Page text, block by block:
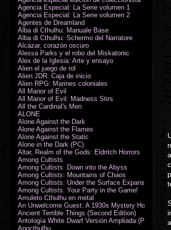
Agencia Especial: La Serie volumen 1
Agencia Especial: La Serie volumen 2
Agentes de Dreamland
Alba di Cthulhu: Manuale Base
Alba di Cthulhu: Schermo del Narratore
Alcázar, corazón oscuro
Alessa Parks y el robo del Miskatonic
Álex de la Iglesia: Arte y ensayo
Alien el juego de rol
Alien JDR: Caja de inicio
Alien RPG: Marines coloniales
All Manor of Evil
All Manor of Evil: Madness Stirs
All the Cardinal's Men
ALONE
Alone Against the Dark
Alone Against the Flames
Alone Against the Static
Alone in the Dark (PC)
Altar, Realm of the Gods: Eldritch Horrors
Among Cultists
Among Cultists: Down into the Abyss
Among Cultists: Mountains of Chaos
Among Cultists: Under the Surface Expansion
Among Cultists: Your Party in the Game!
Amuleto Cthulhu en metal
An Unwelcome Guest: A 1930s Mystery Horror
Ancient Terrible Things (Second Edition)
Antología White Dwarf Versión Ampliada (PDF)
Apocthulhu